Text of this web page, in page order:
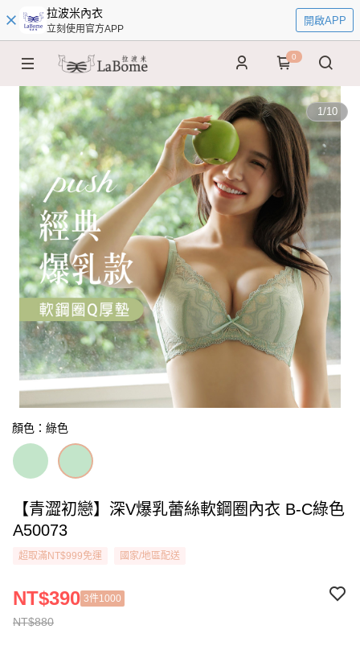
拉波米內衣
立刻使用官方APP
開啟APP
0
1/10
顏色：綠色
【青澀初戀】深V爆乳蕾絲軟鋼圈內衣 B-C綠色
A50073
超取滿NT$999免運 國家/地區配送
NT$880
NT$390 3件1000